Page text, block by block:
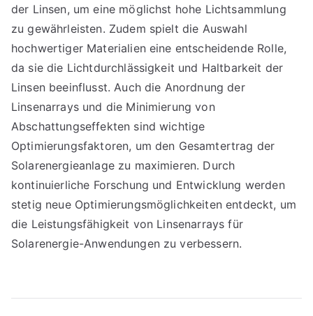
der Linsen, um eine möglichst hohe Lichtsammlung
zu gewährleisten. Zudem spielt die Auswahl
hochwertiger Materialien eine entscheidende Rolle,
da sie die Lichtdurchlässigkeit und Haltbarkeit der
Linsen beeinflusst. Auch die Anordnung der
Linsenarrays und die Minimierung von
Abschattungseffekten sind wichtige
Optimierungsfaktoren, um den Gesamtertrag der
Solarenergieanlage zu maximieren. Durch
kontinuierliche Forschung und Entwicklung werden
stetig neue Optimierungsmöglichkeiten entdeckt, um
die Leistungsfähigkeit von Linsenarrays für
Solarenergie-Anwendungen zu verbessern.